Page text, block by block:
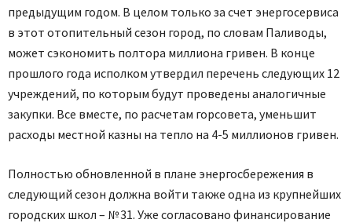
предыдущим годом. В целом только за счет энергосервиса
в этот отопительный сезон город, по словам Паливоды,
может сэкономить полтора миллиона гривен. В конце
прошлого года исполком утвердил перечень следующих 12
учреждений, по которым будут проведены аналогичные
закупки. Все вместе, по расчетам горсовета, уменьшит
расходы местной казны на тепло на 4-5 миллионов гривен.
Полностью обновленной в плане энергосбережения в
следующий сезон должна войти также одна из крупнейших
городских школ – № 31. Уже согласовано финансирование